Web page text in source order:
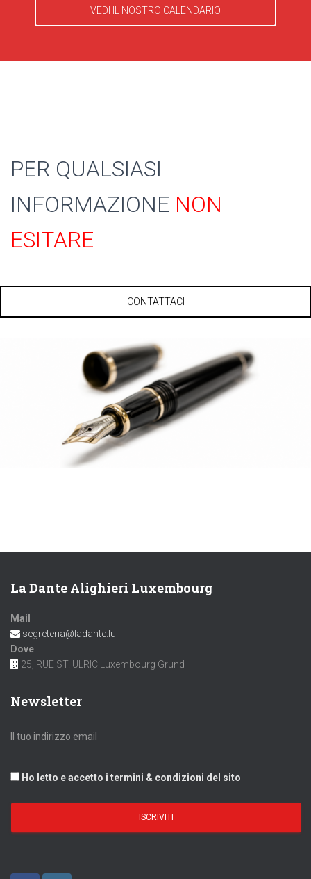
VEDI IL NOSTRO CALENDARIO
PER QUALSIASI
INFORMAZIONE NON
ESITARE
CONTATTACI
La Dante Alighieri Luxembourg
Mail
segreteria@ladante.lu
Dove
25, RUE ST. ULRIC Luxembourg Grund
Newsletter
Ho letto e accetto i termini & condizioni del sito